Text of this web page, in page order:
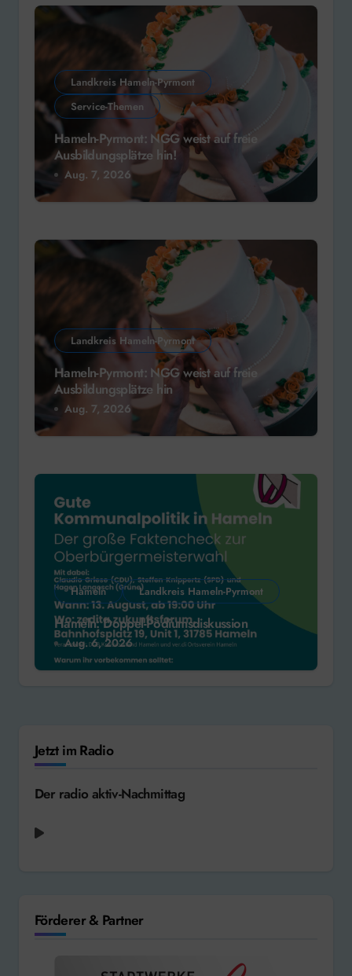
Landkreis Hameln-Pyrmont
Service-Themen
Hameln-Pyrmont: NGG weist auf freie
Ausbildungsplätze hin!
Aug. 7, 2026
Landkreis Hameln-Pyrmont
Hameln-Pyrmont: NGG weist auf freie
Ausbildungsplätze hin
Aug. 7, 2026
Hameln Landkreis Hameln-Pyrmont
Hameln: Doppel-Podiumsdiskussion
Aug. 6, 2026
Jetzt im Radio
Der radio aktiv-Nachmittag
Förderer & Partner